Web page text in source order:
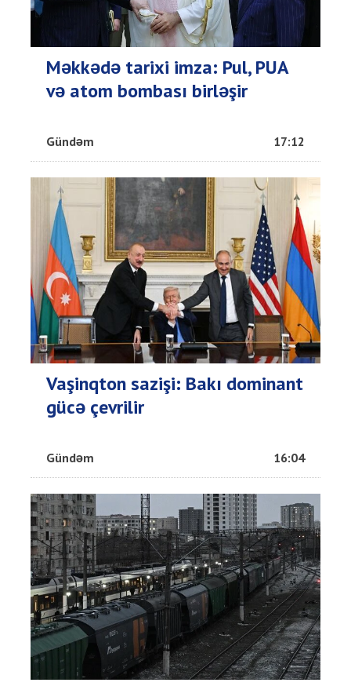
Məkkədə tarixi imza: Pul, PUA
və atom bombası birləşir
Gündəm 17:12
Vaşinqton sazişi: Bakı dominant
gücə çevrilir
Gündəm 16:04